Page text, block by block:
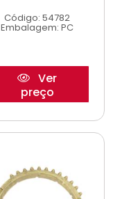
Código: 54782
Embalagem: PC
Ver
preço